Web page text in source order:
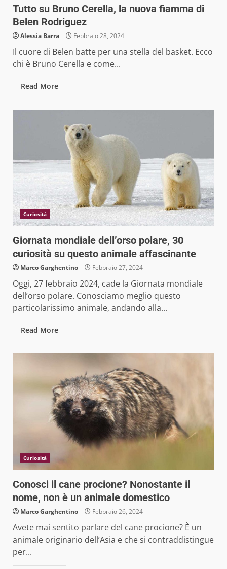
Tutto su Bruno Cerella, la nuova fiamma di
Belen Rodriguez
Alessia Barra Febbraio 28, 2024
Il cuore di Belen batte per una stella del basket. Ecco
chi è Bruno Cerella e come...
Read More
Curiosità
Giornata mondiale dell’orso polare, 30
curiosità su questo animale affascinante
Marco Garghentino Febbraio 27, 2024
Oggi, 27 febbraio 2024, cade la Giornata mondiale
dell’orso polare. Conosciamo meglio questo
particolarissimo animale, andando alla...
Read More
Curiosità
Conosci il cane procione? Nonostante il
nome, non è un animale domestico
Marco Garghentino Febbraio 26, 2024
Avete mai sentito parlare del cane procione? È un
animale originario dell’Asia e che si contraddistingue
per...